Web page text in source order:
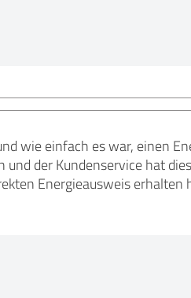
wie einfach es war, einen
der Kundenservice hat
Energieausweis